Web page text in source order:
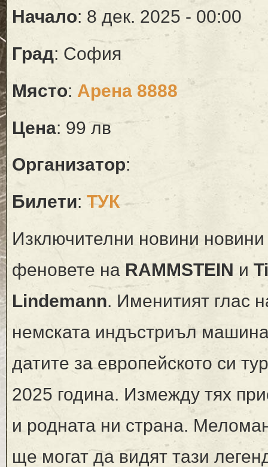
Начало: 8 дек. 2025 - 00:00
Град: София
Място: Арена 8888
Цена: 99 лв
Организатор:
Билети: ТУК
Изключителни новини новини
феновете на RAMMSTEIN и
Lindemann. Именитият глас
немската индъстриъл
датите за европейското си
2025 година. Измежду тях
и родната ни страна.
ще могат да видят тази